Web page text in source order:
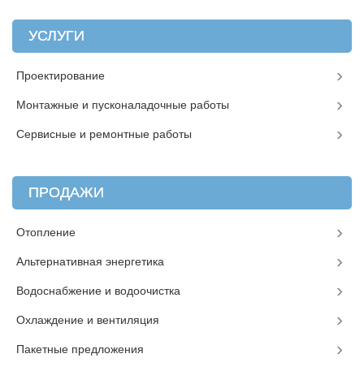
УСЛУГИ
Проектирование
Монтажные и пусконаладочные работы
Сервисные и ремонтные работы
ПРОДАЖИ
Отопление
Альтернативная энергетика
Водоснабжение и водоочистка
Охлаждение и вентиляция
Пакетные предложения